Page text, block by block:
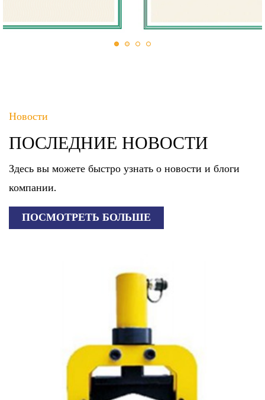
Новости
ПОСЛЕДНИЕ НОВОСТИ
Здесь вы можете быстро узнать о новости и блоги
компании.
ПОСМОТРЕТЬ БОЛЬШЕ